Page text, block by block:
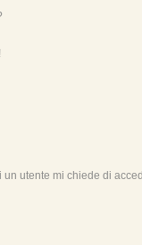
utente mi chiede di